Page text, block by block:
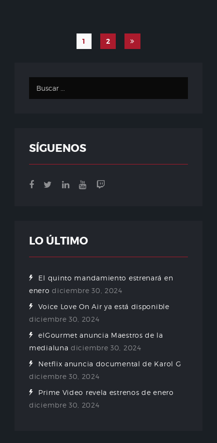
1 2
SÍGUENOS
LO ÚLTIMO
El quinto mandamiento estrenará en
enero diciembre 30, 2024
Voice Love On Air ya está disponible
diciembre 30, 2024
elGourmet anuncia Maestros de la
medialuna diciembre 30, 2024
Netflix anuncia documental de Karol G
diciembre 30, 2024
Prime Video revela estrenos de enero
diciembre 30, 2024